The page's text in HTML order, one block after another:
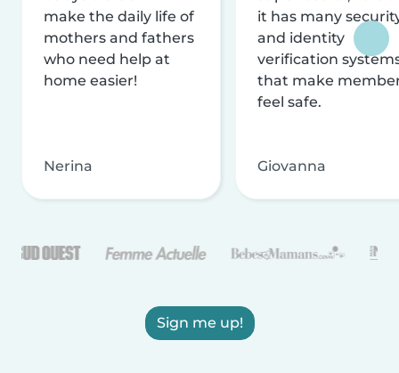
make the daily life of
mothers and fathers
who need help at
home easier!
Nerina
it has many
and identity
verification
that make
feel safe.
Giovanna
Sign me up!